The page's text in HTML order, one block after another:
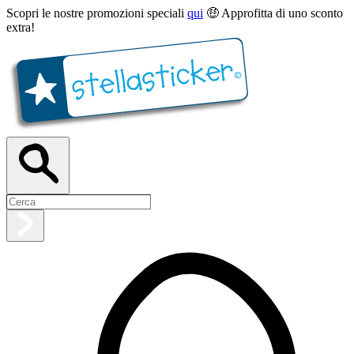
Scopri le nostre promozioni speciali qui 🤑 Approfitta di uno sconto
extra!